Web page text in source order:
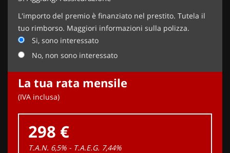
L'importo del premio è finanziato nel prestito. Tutela il
tuo rimborso. Maggiori informazioni sulla polizza.
Si, sono interessato
No, non sono interessato
La tua rata mensile
(IVA inclusa)
298 €
T.A.N. 6,5% - T.A.E.G. 7,44%